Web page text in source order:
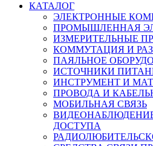
КАТАЛОГ
ЭЛЕКТРОННЫЕ
ПРОМЫШЛЕННАЯ
ИЗМЕРИТЕЛЬНЫЕ
КОММУТАЦИЯ И
ПАЯЛЬНОЕ
ИСТОЧНИКИ
ИНСТРУМЕНТ И
ПРОВОДА И
МОБИЛЬНАЯ СВЯЗЬ
ДОСТУПА